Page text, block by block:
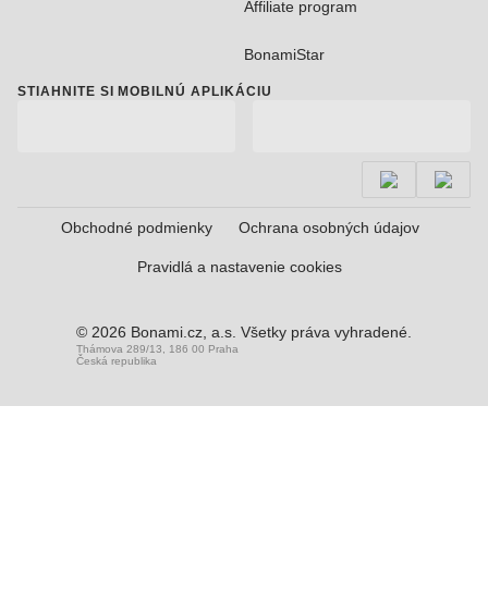
Affiliate program
BonamiStar
STIAHNITE SI MOBILNÚ APLIKÁCIU
Obchodné podmienky Ochrana osobných údajov
Pravidlá a nastavenie cookies
© 2026 Bonami.cz, a.s. Všetky práva vyhradené.
Thámova 289/13, 186 00 Praha
Česká republika